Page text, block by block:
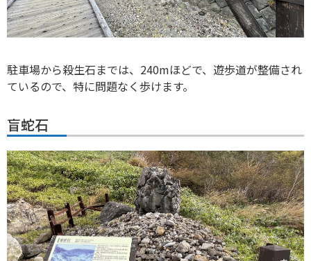
駐車場から殺生石までは、240mほどで、遊歩道が整備され
ているので、特に問題なく歩けます。
盲蛇石